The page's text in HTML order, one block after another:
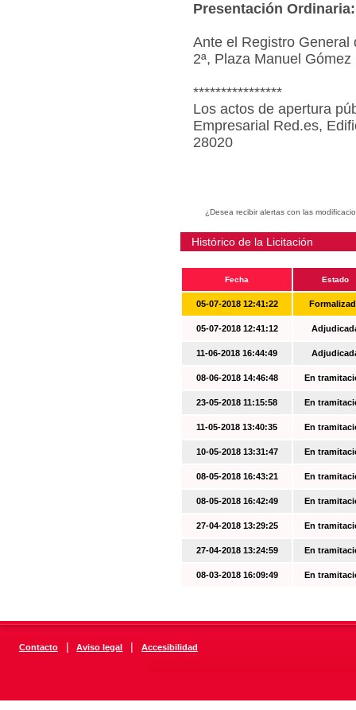
Presentación Ordinaria:
Ante el Registro General
2ª, Plaza Manuel
****************
Los actos de apertura
Empresarial Red.es,
28020
¿Desea recibir alertas con las
Histórico de la Licitación
Fecha Estado
05-07-2018 12:41:22
05-07-2018 12:41:12
11-06-2018 16:44:49
08-06-2018 14:46:48 En
23-05-2018 11:15:58 En
11-05-2018 13:40:35 En
10-05-2018 13:31:47 En
08-05-2018 16:43:21 En
08-05-2018 16:42:49 En
27-04-2018 13:29:25 En
27-04-2018 13:24:59 En
08-03-2018 16:09:49 En
Contacto | Aviso legal | Accesibilidad